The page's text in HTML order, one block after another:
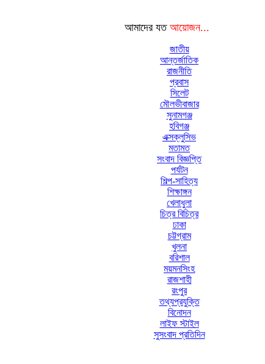
আমাদের যত আয়োজন...
জাতীয়
আন্তর্জাতিক
রাজনীতি
প্রবাস
সিলেট
মৌলভীবাজার
সুনামগঞ্জ
হবিগঞ্জ
এক্সক্লুসিভ
মতামত
সংবাদ বিজ্ঞপ্তি
পর্যটন
শিল্প-সাহিত্য
শিক্ষাঙ্গন
খেলাধুলা
চিত্র বিচিত্র
ঢাকা
চট্টগ্রাম
খুলনা
বরিশাল
ময়মনসিংহ
রাজশাহী
রংপুর
তথ্যপ্রযুক্তি
বিনোদন
লাইফ স্টাইল
সুসংবাদ প্রতিদিন